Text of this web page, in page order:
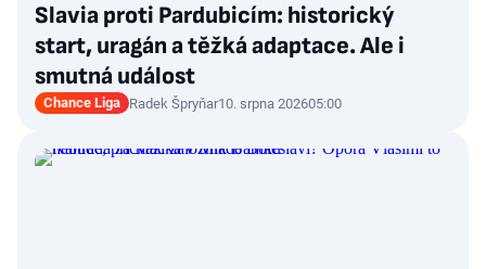
Slavia proti Pardubicím: historický
start, uragán a těžká adaptace. Ale i
smutná událost
Chance Liga Radek Špryňar10. srpna 202605:00